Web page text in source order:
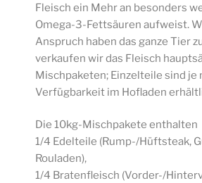
Fleisch ein Mehr an besonders
Omega-3-Fettsäuren aufweist.
Anspruch haben das ganze Tier
verkaufen wir das Fleisch
Mischpaketen; Einzelteile sind je
Verfügbarkeit im Hofladen
Die 10kg-Mischpakete enthalten
1/4 Edelteile (Rump-/Hüftsteak,
Rouladen),
1/4 Bratenfleisch (Vorder-/